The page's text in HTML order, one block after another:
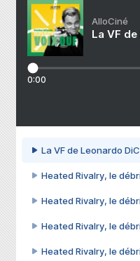
AlloCiné
La VF
0:00
La VF de Leonardo
Heated Rivalry, le
Heated Rivalry, le
Heated Rivalry, le
Heated Rivalry, le